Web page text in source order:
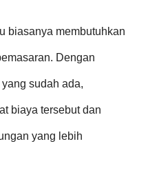
biasanya membutuhkan
Dengan
sudah ada,
biaya tersebut dan
yang lebih